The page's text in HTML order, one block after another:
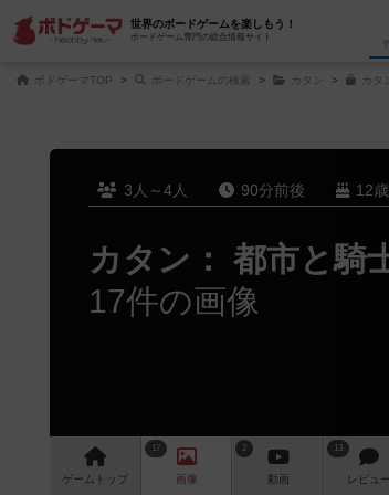
世界のボードゲームを楽しもう！
ボードゲーム専門の総合情報サイト
ボドゲーマTOP ボードゲームの検索 カタン カタ
3人～4人 90分前後 12
カタン： 都市と騎
17件の画像
ゲーム トップ
17
画像
2
動画
13
レビュー